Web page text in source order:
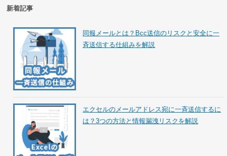
新着記事
同報メールとは？Bcc送信のリスクと安全に一
斉送信する仕組みを解説
エクセルのメールアドレス宛に一斉送信するに
は？3つの方法と情報漏洩リスクを解説